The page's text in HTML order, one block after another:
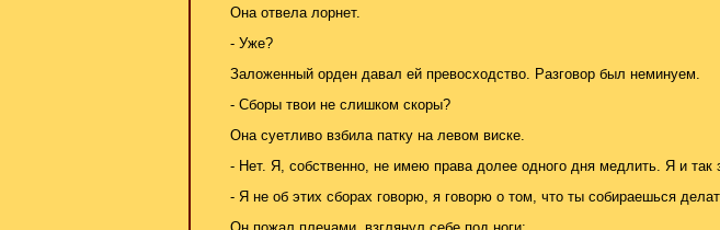
Она отвела лорнет.
- Уже?
Заложенный орден давал ей превосходство. Разговор был неминуем.
- Сборы твои не слишком скоры?
Она суетливо взбила патку на левом виске.
- Нет. Я, собственно, не имею права долее одного дня медлить. Я и так
- Я не об этих сборах говорю, я говорю о том, что ты собираешься
Он пожал плечами, взглянул себе под ноги: